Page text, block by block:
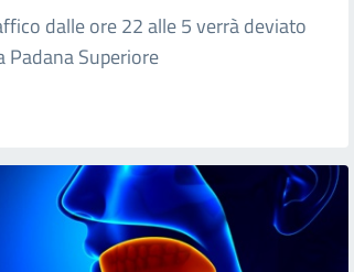
dalle ore 22 alle 5 verrà deviato
Padana Superiore